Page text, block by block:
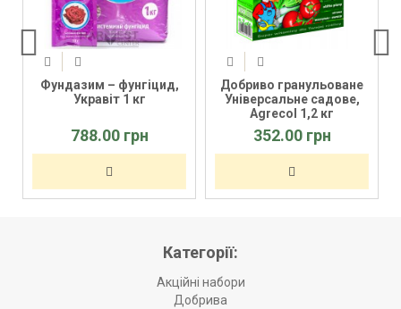
Фундазим – фунгіцид,
Укравіт 1 кг
788.00 грн
Добриво гранульоване
Універсальне садове,
Agrecol 1,2 кг
352.00 грн
Категорії:
Акційні набори
Добрива